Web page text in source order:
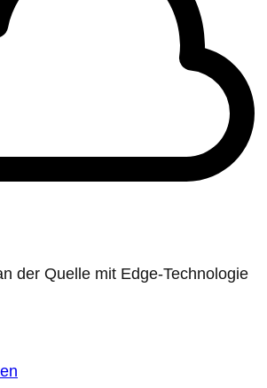
der Quelle mit Edge-Technologie